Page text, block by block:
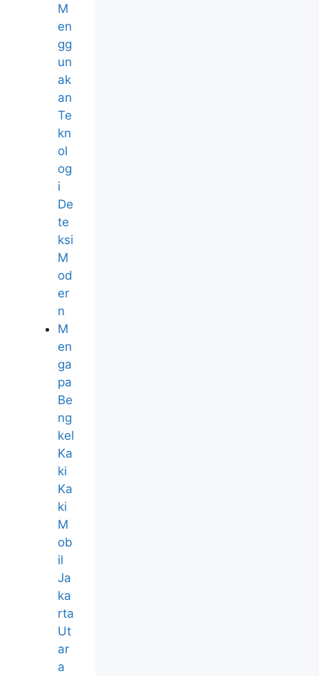
M
en
gg
un
ak
an
Te
kn
ol
og
i
De
te
ksi
M
od
er
n
M
en
ga
pa
Be
ng
kel
Ka
ki
Ka
ki
M
ob
il
Ja
ka
rta
Ut
ar
a